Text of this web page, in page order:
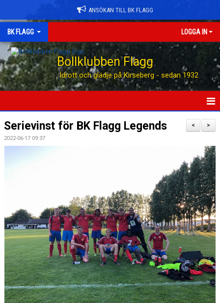
ANSÖKAN TILL BK FLAGG
BK FLAGG LOGGA IN
Bollklubben Flagg
Idrott och glädje på Kirseberg - sedan 1932
HEM
ANSÖK TILL BK FLAGG
NYHETER
OM KLUBBEN
KALENDER
MATCHER
>
<
Serievinst för BK Flagg Legends
2022-06-17 09:37